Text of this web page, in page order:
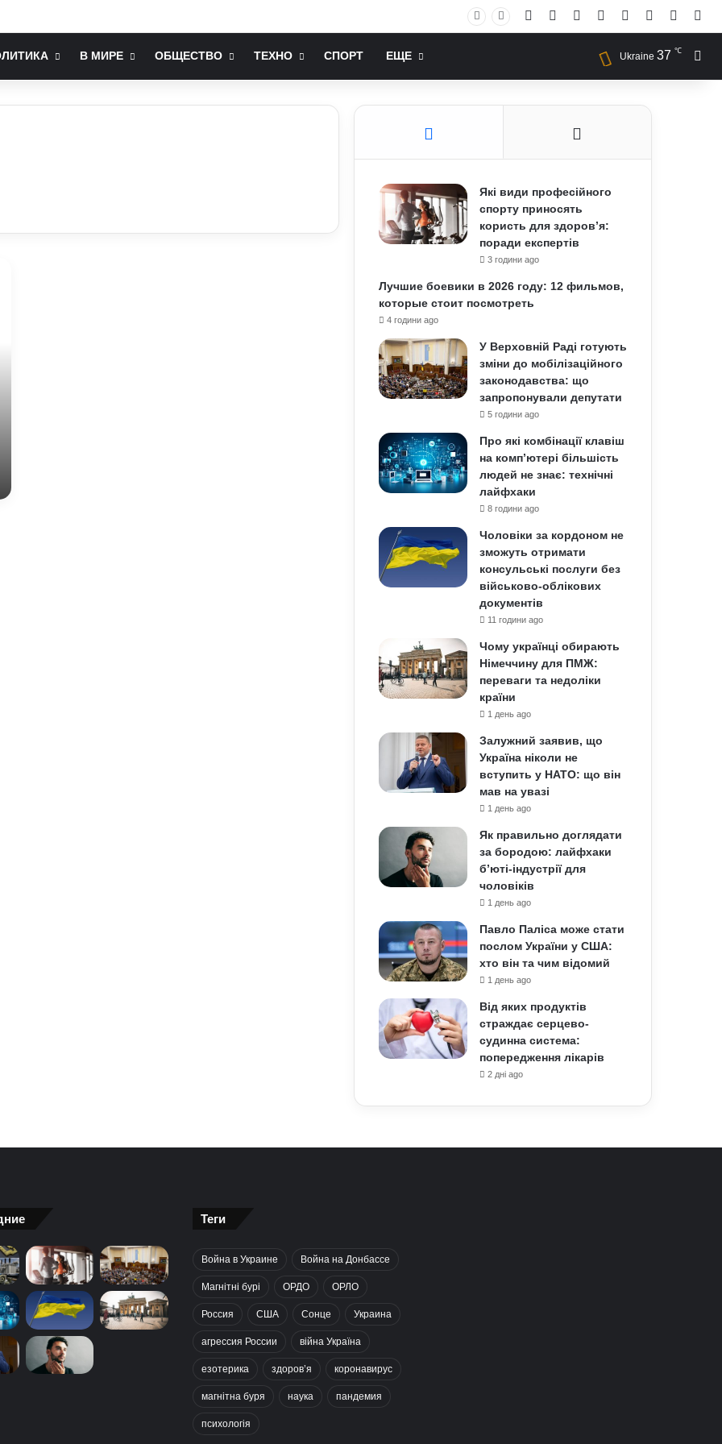
комп’ютері більшість людей не знає: технічні лайфхаки Facebook YouTubeInstagram
RSS Log In
В МИРЕ ОБЩЕСТВО ТЕХНО СПОРТ ЕЩЕ Ukraine 37 ℃
Які види професійного
спорту приносять
користь для здоров’я:
поради експертів
3 години ago
Лучшие боевики в 2026 году: 12 фильмов,
которые стоит посмотреть
4 години ago
У Верховній Раді готують
зміни до мобілізаційного
законодавства: що
запропонували депутати
5 години ago
Про які комбінації клавіш
на комп’ютері більшість
людей не знає: технічні
лайфхаки
8 години ago
Чоловіки за кордоном не
зможуть отримати
консульські послуги без
військово-облікових
документів
11 години ago
Чому українці обирають
Німеччину для ПМЖ:
переваги та недоліки
країни
1 день ago
Залужний заявив, що
Україна ніколи не
вступить у НАТО: що він
мав на увазі
1 день ago
Як правильно доглядати
за бородою: лайфхаки
б’юті-індустрії для
чоловіків
1 день ago
Павло Паліса може стати
послом України у США:
хто він та чим відомий
1 день ago
Від яких продуктів
страждає серцево-
судинна система:
попередження лікарів
2 дні ago
Теги
Война в Украине Война на Донбассе
Магнітні бурі ОРДО ОРЛО
Россия США Сонце Украина
агрессия России війна Україна
езотерика здоров’я коронавирус
магнітна буря наука пандемия
психологія